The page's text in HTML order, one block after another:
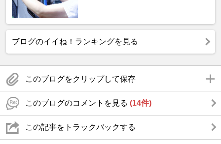
ブログのイイね！ランキングを見る
このブログをクリップして保存
このブログのコメントを見る (14件)
この記事をトラックバックする